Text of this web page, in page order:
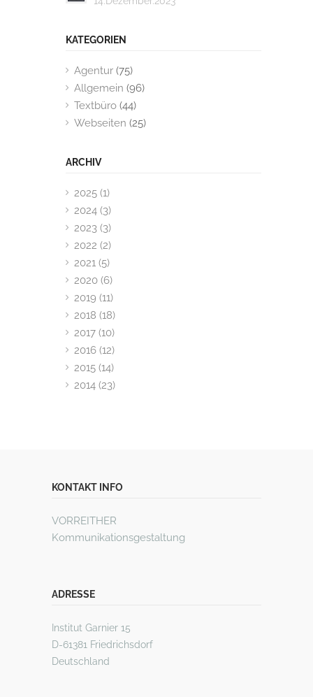
KATEGORIEN
Agentur (75)
Allgemein (96)
Textbüro (44)
Webseiten (25)
ARCHIV
2025 (1)
2024 (3)
2023 (3)
2022 (2)
2021 (5)
2020 (6)
2019 (11)
2018 (18)
2017 (10)
2016 (12)
2015 (14)
2014 (23)
KONTAKT INFO
VORREITHER
Kommunikationsgestaltung
ADRESSE
Institut Garnier 15
D-61381 Friedrichsdorf
Deutschland